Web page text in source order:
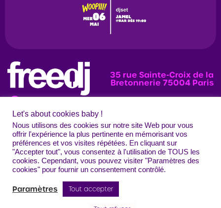
35 rue Sainte-Croix de la
Bretonnerie 75004 Paris
News Programmation Évènements
Photos
ContactMentions légalesConfidentialitéCGUCrédits
Freedj Paris – Tous droits réservés
Let's about cookies baby !
Nous utilisons des cookies sur notre site Web pour vous
offrir l'expérience la plus pertinente en mémorisant vos
préférences et vos visites répétées. En cliquant sur
"Accepter tout", vous consentez à l'utilisation de TOUS les
cookies. Cependant, vous pouvez visiter "Paramètres des
cookies" pour fournir un consentement contrôlé.
Paramètres Tout accepter